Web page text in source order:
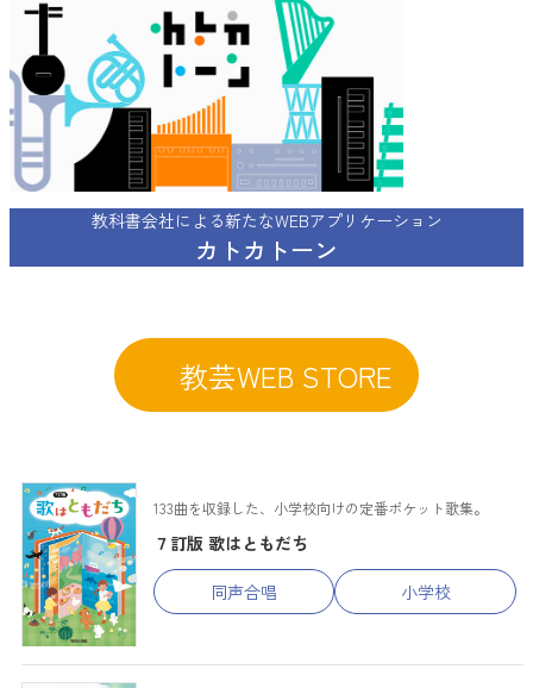
教科書会社による新たなWEBアプリケーション
カトカトーン
ル
プ
リ
ン
ク
教芸WEB STORE
７訂版 歌はともだち
133曲を収録した、小学校向けの定番ポケット歌集。
同声合唱 小学校